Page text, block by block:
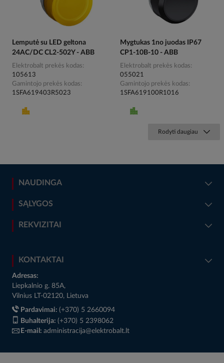
Lemputė su LED geltona
24AC/DC CL2-502Y - ABB
Elektrobalt prekės kodas
105613
Gamintojo prekės kodas
1SFA619403R5023
Mygtukas 1no juodas IP67
CP1-10B-10 - ABB
Elektrobalt prekės kodas
055021
Gamintojo prekės kodas
1SFA619100R1016
Rodyti daugiau
NAUDINGA
SĄLYGOS
REKVIZITAI
KONTAKTAI
Adresas:
Liepkalnio g. 85A,
Vilnius LT-02120, Lietuva
Pardavimai: (+370) 5 2660094
Buhalterija: (+370) 5 2398062
E-mail: administracija@elektrobalt.lt